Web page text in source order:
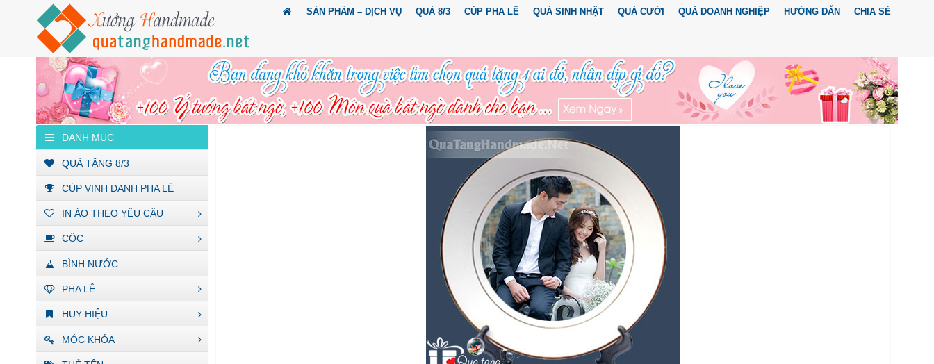
SẢN PHẨM – DỊCH VỤ QUÀ 8/3 CÚP PHA LÊ QUÀ SINH NHẬT QUÀ CƯỚI QUÀ DOANH NGHIỆP HƯỚNG DẪN CHIA SẺ
DANH MỤC
QUÀ TẶNG 8/3
CÚP VINH DANH PHA LÊ
IN ÁO THEO YÊU CẦU
CỐC
BÌNH NƯỚC
PHA LÊ
HUY HIỆU
MÓC KHÓA